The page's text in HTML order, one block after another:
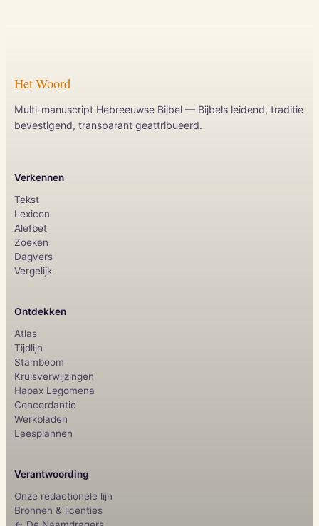
Het Woord
Multi-manuscript Hebreeuwse Bijbel — Bijbels leidend, traditie
bevestigend, transparant geattribueerd.
Verkennen
Tekst
Lexicon
Alefbet
Zoeken
Dagvers
Vergelijk
Ontdekken
Atlas
Tijdlijn
Stamboom
Kruisverwijzingen
Hapax Legomena
Concordantie
Werkbladen
Leesplannen
Verantwoording
Onze redactionele lijn
Bronnen & licenties